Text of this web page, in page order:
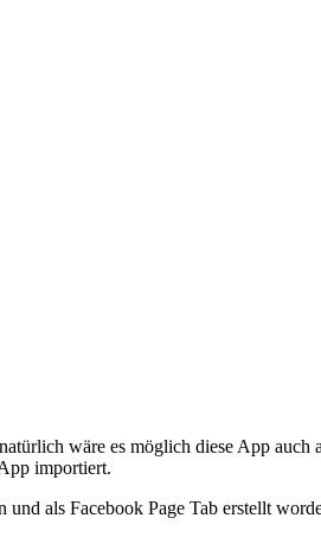
wäre es möglich diese App
importiert.
als Facebook Page Tab erstellt